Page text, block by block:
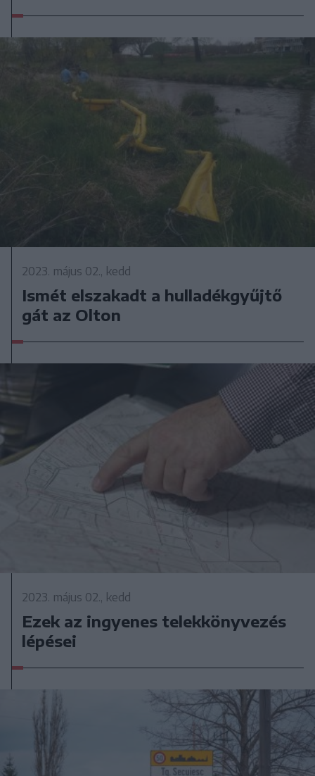
2023. május 02., kedd
Ismét elszakadt a hulladékgyűjtő
gát az Olton
2023. május 02., kedd
Ezek az ingyenes telekkönyvezés
lépései